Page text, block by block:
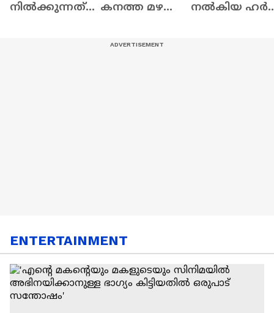
നിൽക്കുന്നത്
കനത്ത മഴ
നൽകിയ ഹർജി
ENTERTAINMENT